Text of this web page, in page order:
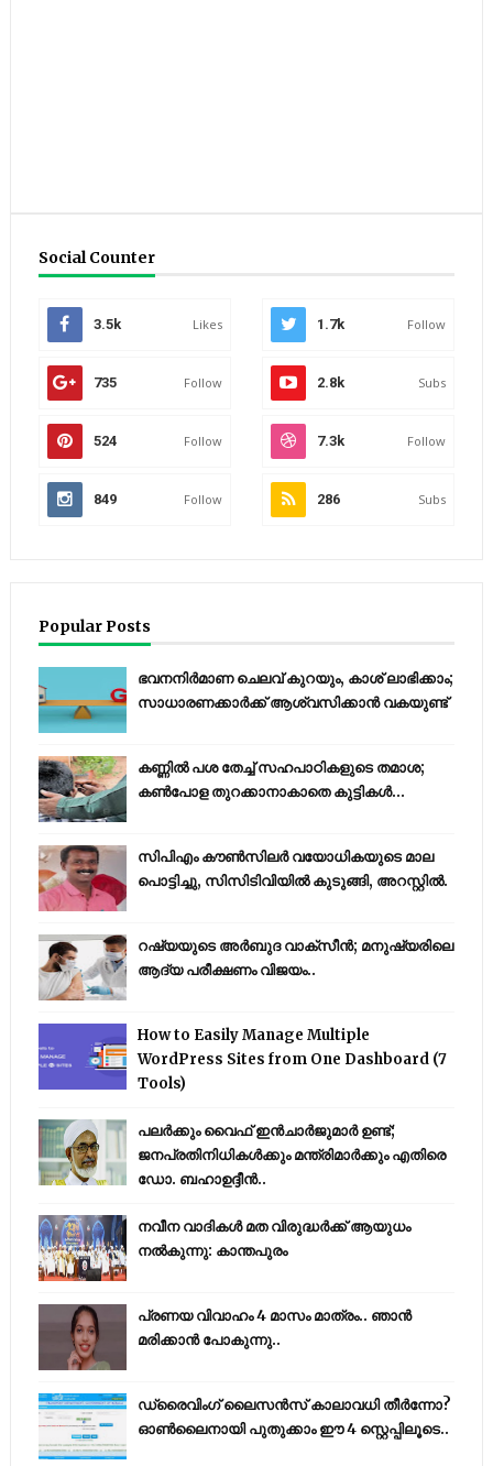
Social Counter
3.5k Likes 1.7k Follow
735 Follow 2.8k Subs
524 Follow 7.3k Follow
849 Follow 286 Subs
Popular Posts
ഭവനനിർമാണ ചെലവ് കുറയും, കാശ് ലാഭിക്കാം;
സാധാരണക്കാർക്ക് ആശ്വസിക്കാൻ വകയുണ്ട്
കണ്ണിൽ പശ തേച്ച് സഹപാഠികളുടെ തമാശ;
കൺപോള തുറക്കാനാകാതെ കുട്ടികൾ...
സിപിഎം കൗണ്‍സിലര്‍ വയോധികയുടെ മാല
പൊട്ടിച്ചു, സിസിടിവിയില്‍ കുടുങ്ങി, അറസ്റ്റില്‍.
റഷ്യയുടെ അര്‍ബുദ വാക്‌സീന്‍; മനുഷ്യരിലെ
ആദ്യ പരീക്ഷണം വിജയം..
How to Easily Manage Multiple
WordPress Sites from One Dashboard (7
Tools)
പലർക്കും വൈഫ് ഇൻചാർജുമാർ ഉണ്ട്;
ജനപ്രതിനിധികൾക്കും മന്ത്രിമാർക്കും എതിരെ
ഡോ. ബഹാഉദ്ദീൻ..
നവീന വാദികൾ മത വിരുദ്ധർക്ക് ആയുധം
നൽകുന്നു: കാന്തപുരം
പ്രണയ വിവാഹം 4 മാസം മാത്രം.. ഞാൻ
മരിക്കാൻ പോകുന്നു..
ഡ്രൈവിംഗ് ലൈസൻസ് കാലാവധി തീർന്നോ?
ഓൺലൈനായി പുതുക്കാം ഈ 4 സ്റ്റെപ്പിലൂടെ..